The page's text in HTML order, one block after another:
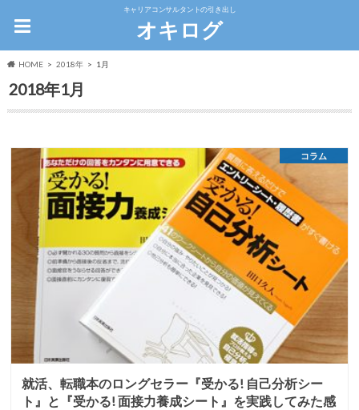
キャリアコンサルタントの引き出し
オキログ
HOME 2018年 1月
2018年1月
コラム
就活、転職本のロングセラー『受かる! 自己分析シー
ト』と『受かる! 面接力養成シート』を実践してみた感